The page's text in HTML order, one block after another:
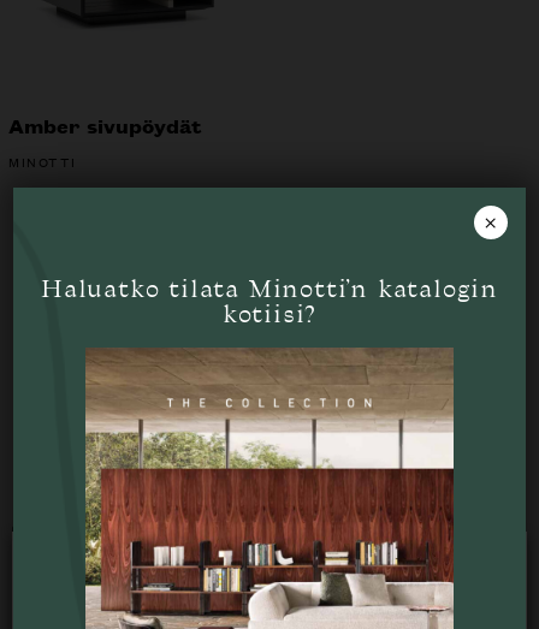
Amber sivupöydät
MINOTTI
Tutustu myös
Haluatko tilata Minotti’n katalogin
kotiisi?
×
Käytämme verkkosivustollamme evästeitä
käyttökokemuksesi optimoimiseksi.